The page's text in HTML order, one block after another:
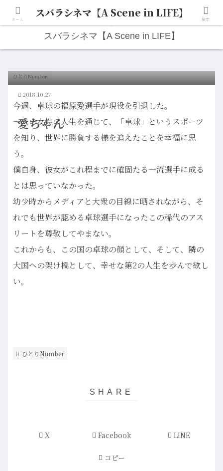
人生は“ひとりごと”から始まる。映画と写真と日々のこと。
スバラシネマ【A Scene in LIFE】
愛ちゃん
ひとりNumber
2018.10.27
今週、卓球の福原愛選手が現役を引退した。
一人の女性の人生を通じて、「卓球」というスポーツ
を知り、世界に勝負する様を追えたことを幸福に思
う。
僕自身、彼女がこれ程までに確固たる一流選手に成る
とは思っていなかった。
幼少時からメディアと大衆の目線に晒されながら、そ
れでも世界が認める卓球選手になったこの稀代のアス
リートを尊敬してやまない。
これからも、この国の卓球の顔として、そして、隣の
大国への架け橋として、幸せな第2の人生を歩んで欲し
い。
ひとりNumber
X Facebook LINE
コピー
ホーム スバラシネマ【A Scene in LIFE】 検索